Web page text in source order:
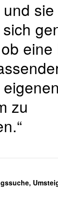
sie
eine
zu